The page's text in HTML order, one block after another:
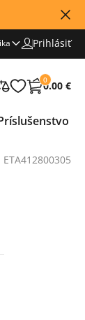
Prihlásiť
0
0.00 €
ETA412800305